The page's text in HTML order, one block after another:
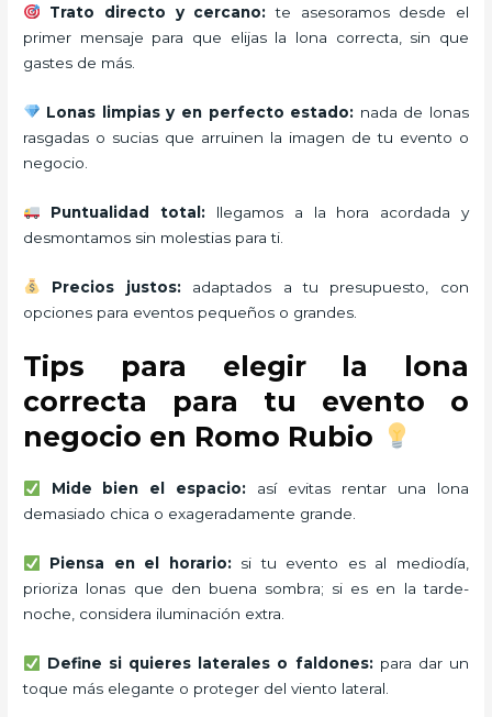
Trato directo y cercano: te asesoramos desde el
primer mensaje para que elijas la lona correcta, sin que
gastes de más.
Lonas limpias y en perfecto estado: nada de lonas
rasgadas o sucias que arruinen la imagen de tu evento o
negocio.
Puntualidad total: llegamos a la hora acordada y
desmontamos sin molestias para ti.
Precios justos:adaptados a tu presupuesto, con
opciones para eventos pequeños o grandes.
Tips para elegir la lona
correcta para tu evento o
negocio en Romo Rubio
Mide bien el espacio: así evitas rentar una lona
demasiado chica o exageradamente grande.
Piensa en el horario:si tu evento es al mediodía,
prioriza lonas que den buena sombra; si es en la tarde-
noche, considera iluminación extra.
Define si quieres laterales o faldones:para dar un
toque más elegante o proteger del viento lateral.